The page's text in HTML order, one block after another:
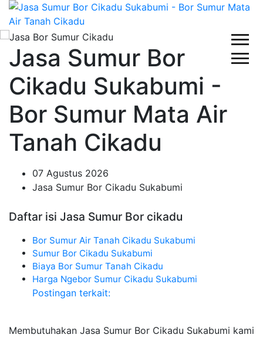
Jasa Sumur Bor
Cikadu Sukabumi -
Bor Sumur Mata Air
Tanah Cikadu
07 Agustus 2026
Jasa Sumur Bor Cikadu Sukabumi
Daftar isi Jasa Sumur Bor cikadu
Bor Sumur Air Tanah Cikadu Sukabumi
Sumur Bor Cikadu Sukabumi
Biaya Bor Sumur Tanah Cikadu
Harga Ngebor Sumur Cikadu Sukabumi
Postingan terkait:
Membutuhakan Jasa Sumur Bor Cikadu Sukabumi kami